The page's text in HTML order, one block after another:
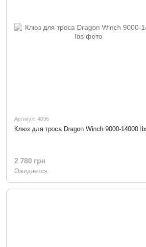
Артикул: 4096
Клюз для троса Dragon Winch 9000-14000
2 780 грн
Ожидается